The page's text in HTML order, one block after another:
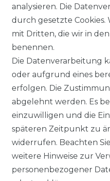
B2B
WUNSCHLISTE
SERVICE
RETOURENINFO
KONTAKT
ZAHLUNGSARTEN
analysieren. Die
durch gesetzte Cookies.
mit Dritten, die wir in
benennen.
Die Datenverarbeitung
oder aufgrund eines
erfolgen. Die
abgelehnt werden. Es
einzuwilligen und die
späteren Zeitpunkt zu
widerrufen. Beachten
weitere Hinweise zur
personenbezogener